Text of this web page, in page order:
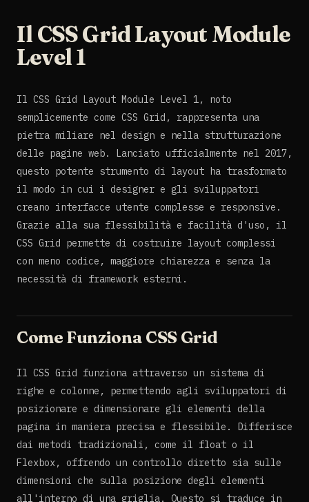
Il CSS Grid Layout Module
Level 1
Il CSS Grid Layout Module Level 1, noto
semplicemente come CSS Grid, rappresenta una
pietra miliare nel design e nella strutturazione
delle pagine web. Lanciato ufficialmente nel 2017,
questo potente strumento di layout ha trasformato
il modo in cui i designer e gli sviluppatori
creano interfacce utente complesse e responsive.
Grazie alla sua flessibilità e facilità d'uso, il
CSS Grid permette di costruire layout complessi
con meno codice, maggiore chiarezza e senza la
necessità di framework esterni.
Come Funziona CSS Grid
Il CSS Grid funziona attraverso un sistema di
righe e colonne, permettendo agli sviluppatori di
posizionare e dimensionare gli elementi della
pagina in maniera precisa e flessibile. Differisce
dai metodi tradizionali, come il float o il
Flexbox, offrendo un controllo diretto sia sulle
dimensioni che sulla posizione degli elementi
all'interno di una griglia. Questo si traduce in